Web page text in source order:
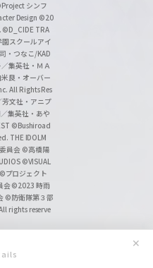
✕
シンフ
Design ©20
©D_CIDE TRA
スクールアイ
・つなこ/KAD
集英社・ＭＡ
良・オーバー
All Rights Res
文社・アニプ
集英社・あや
©Bushiroad
THE IDOLM
員会 ©高橋陽
©VISUAL
©プロジェクト
会©2023 時雨
©防衛隊第３部
rights reserve